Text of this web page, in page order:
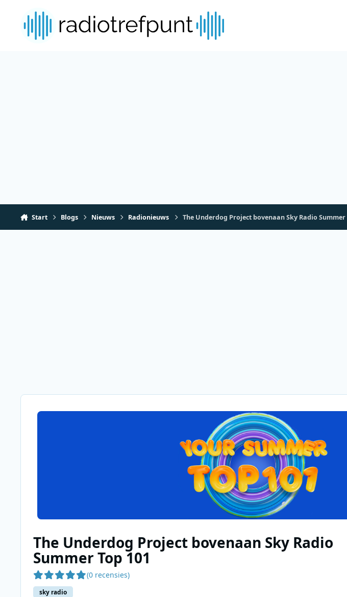
Start Blogs Nieuws Radionieuws The Underdog Project bovenaan Sky Radio Summer
The Underdog Project bovenaan Sky Radio
Summer Top 101
(0 recensies)
sky radio